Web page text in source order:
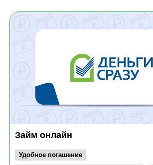
Займ онлайн
Удобное погашение